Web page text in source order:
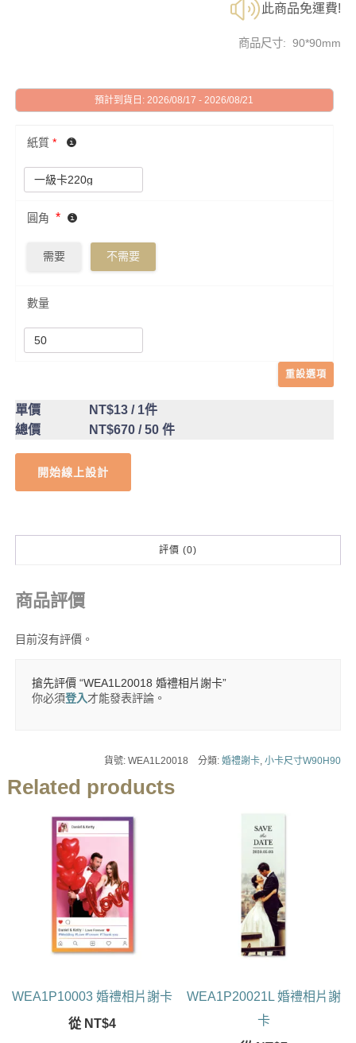
此商品免運費!
商品尺寸: 90*90mm
預計到貨日: 2026/08/17 - 2026/08/21
紙質 *
圓角 *
需要 不需要
數量
重設選項
單價 NT$13/ 1件
總價
NT$670/ 50 件
開始線上設計
評價 (0)
商品評價
目前沒有評價。
搶先評價 “WEA1L20018 婚禮相片謝卡”
你必須登入才能發表評論。
貨號:WEA1L20018 分類:婚禮謝卡 ,小卡尺寸W90H90
Related products
WEA1P10003 婚禮相片謝卡
從 NT$4
WEA1P20021L 婚禮相片謝
卡